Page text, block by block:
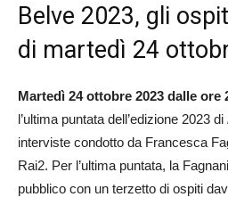
Belve 2023, gli
di martedì 24
Martedì 24 ottobre 2023 dalle ore
l’ultima puntata dell’edizione 2023 di
interviste condotto da Francesca
Rai2. Per l’ultima puntata, la
pubblico con un terzetto di ospiti